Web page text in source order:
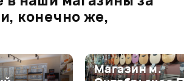
0.0
0
конечно же,
Магазин м.